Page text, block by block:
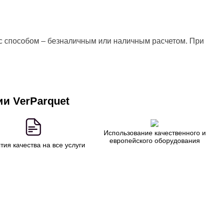
способом – безналичным или наличным расчетом. При
VerParquet
качества на все услуги
Использование качественного и
европейского оборудования